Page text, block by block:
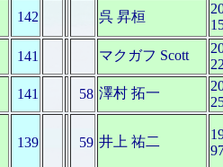
142 呉 昇桓
141 マクガフ Scott
141 58 澤村 拓一
139 59 井上 祐二